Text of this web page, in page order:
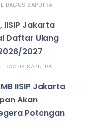
BAGUS SAPUTRA
IISIP Jakarta
Daftar Ulang
2027
BAGUS SAPUTRA
IISIP Jakarta
Akan
Potongan